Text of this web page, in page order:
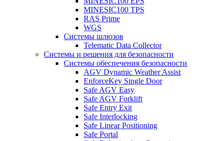
MINESIC100 TPS
RAS Prime
WGS
Системы шлюзов
Telematic Data Collector
Системы и решения для безопасности
Системы обеспечения безопасности
AGV Dynamic Weather Assist
EnforceKey Single Door
Safe AGV Easy
Safe AGV Forklift
Safe Entry Exit
Safe Interlocking
Safe Linear Positioning
Safe Portal